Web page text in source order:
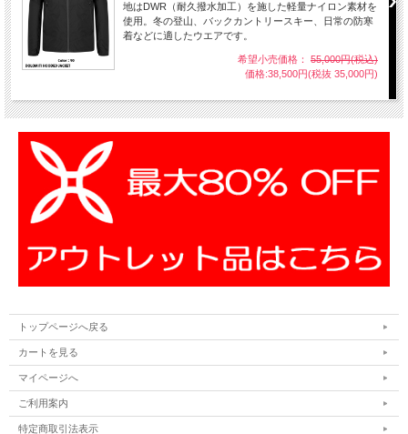
地はDWR（耐久撥水加工）を施した軽量ナイロン素材を
使用。冬の登山、バックカントリースキー、日常の防寒
着などに適したウエアです。
希望小売価格： 55,000円(税込)
価格:38,500円(税抜 35,000円)
トップページへ戻る
カートを見る
マイページへ
ご利用案内
特定商取引法表示